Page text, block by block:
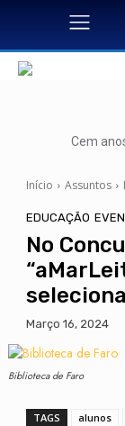
Cem
Início Assuntos
EDUCAÇÃO
No
Março 16, 2024
Biblioteca de Faro
TAGS alunos